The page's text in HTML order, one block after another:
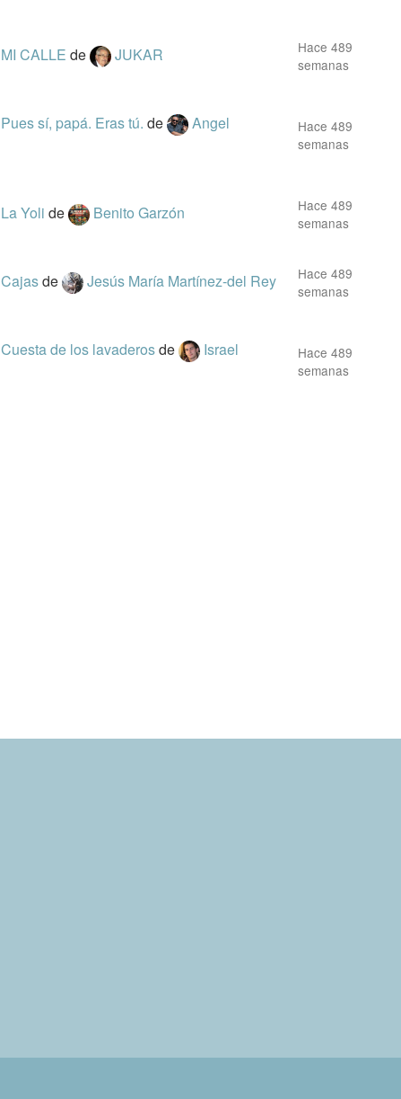
MI CALLE de JUKAR
Hace 489
semanas
Pues sí, papá. Eras tú. de
Angel
Hace 489
semanas
La Yoli de Benito Garzón
Hace 489
semanas
Cajasde Jesús María Martínez-del Rey
Hace 489
semanas
Cuesta de los lavaderosde
Israel
Hace 489
semanas